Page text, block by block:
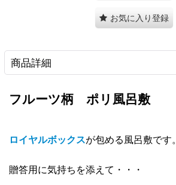
お気に入り登録
商品詳細
フルーツ柄 ポリ風呂敷
ロイヤルボックスが包める風呂敷です。
贈答用に気持ちを添えて・・・